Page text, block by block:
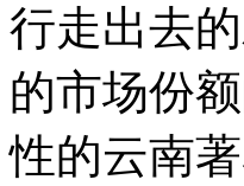
行走出去
的市场份
性的云南